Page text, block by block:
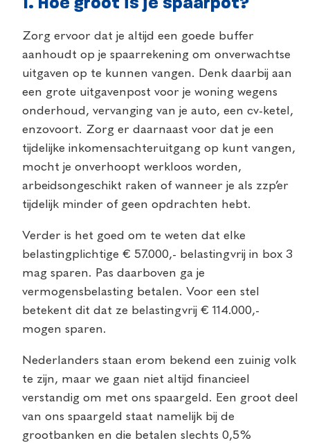
1. Hoe groot is je spaarpot?
Zorg ervoor dat je altijd een goede buffer
aanhoudt op je spaarrekening om onverwachtse
uitgaven op te kunnen vangen. Denk daarbij aan
een grote uitgavenpost voor je woning wegens
onderhoud, vervanging van je auto, een cv-ketel,
enzovoort. Zorg er daarnaast voor dat je een
tijdelijke inkomensachteruitgang op kunt vangen,
mocht je onverhoopt werkloos worden,
arbeidsongeschikt raken of wanneer je als zzp’er
tijdelijk minder of geen opdrachten hebt.
Verder is het goed om te weten dat elke
belastingplichtige € 57.000,- belastingvrij in box 3
mag sparen. Pas daarboven ga je
vermogensbelasting betalen. Voor een stel
betekent dit dat ze belastingvrij € 114.000,-
mogen sparen.
Nederlanders staan erom bekend een zuinig volk
te zijn, maar we gaan niet altijd financieel
verstandig om met ons spaargeld. Een groot deel
van ons spaargeld staat namelijk bij de
grootbanken en die betalen slechts 0,5%